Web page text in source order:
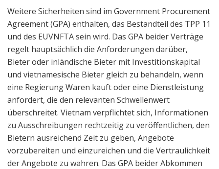
Weitere Sicherheiten sind im Government Procurement
Agreement (GPA) enthalten, das Bestandteil des TPP 11
und des EUVNFTA sein wird. Das GPA beider Verträge
regelt hauptsächlich die Anforderungen darüber,
Bieter oder inländische Bieter mit Investitionskapital
und vietnamesische Bieter gleich zu behandeln, wenn
eine Regierung Waren kauft oder eine Dienstleistung
anfordert, die den relevanten Schwellenwert
überschreitet. Vietnam verpflichtet sich, Informationen
zu Ausschreibungen rechtzeitig zu veröffentlichen, den
Bietern ausreichend Zeit zu geben, Angebote
vorzubereiten und einzureichen und die Vertraulichkeit
der Angebote zu wahren. Das GPA beider Abkommen